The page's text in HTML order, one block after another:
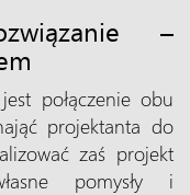
–
połączenie obu
projektanta do
zaś projekt
pomysły i